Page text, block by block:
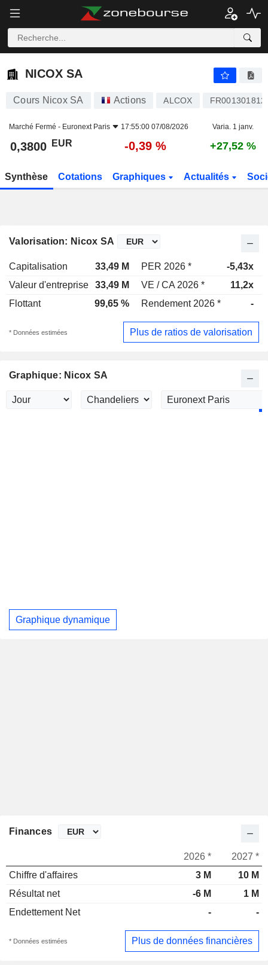
NICOX SA
NICOX SA
Cours Nicox SA Actions ALCOX
Marché Fermé - Euronext Paris 17:55:00 07/08/2026 Varia. 1 janv.
0,3800 EUR -0,39 % +27,52 %
Synthèse Cotations Graphiques Actualités
Valorisation: Nicox SA
Capitalisation 33,49 M PER 2026 * -5,43x
Valeur d'entreprise
33,49 M VE / CA 2026 * 11,2x
Flottant
99,65 % Rendement 2026 * -
* Données estimées Plus de ratios de valorisation
Graphique: Nicox SA
Graphique dynamique
Finances
2026 *
2027 *
Chiffre d'affaires
3 M
10 M
Résultat net
-6 M
1 M
Endettement Net
- -
* Données estimées Plus de données financières